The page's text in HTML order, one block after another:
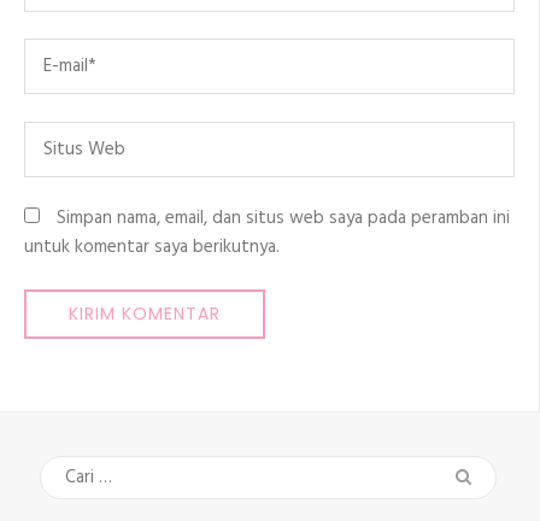
Email
Situs
Web
Simpan nama, email, dan situs web saya pada peramban ini
untuk komentar saya berikutnya.
Cari
untuk: